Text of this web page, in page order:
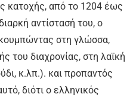
κατοχής, από το 1204 έως
αντίστασή του, ο
στη γλώσσα,
του διαχρονίας, στη λαϊκή
κ.λπ.). και προπαντός
διότι ο ελληνικός